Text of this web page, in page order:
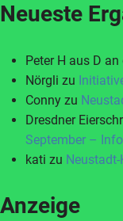
Neueste
Peter H aus D an
Nörgli zu
Conny zu
Dresdner
September –
kati zu
Anzeige